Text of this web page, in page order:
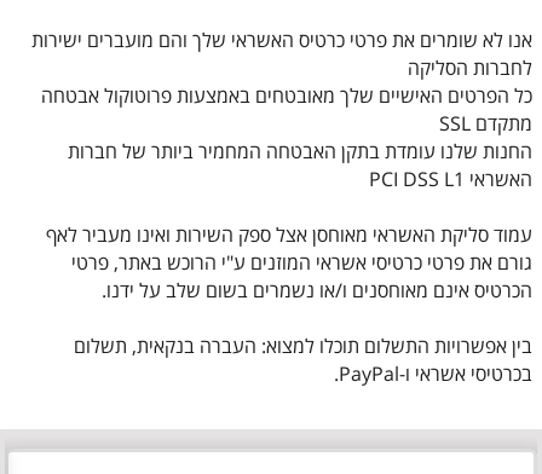
אנו לא שומרים את פרטי כרטיס האשראי שלך והם מועברים ישירות
לחברות הסליקה
כל הפרטים האישיים שלך מאובטחים באמצעות פרוטוקול אבטחה
מתקדם SSL
החנות שלנו עומדת בתקן האבטחה המחמיר ביותר של חברות
האשראי PCI DSS L1
עמוד סליקת האשראי מאוחסן אצל ספק השירות ואינו מעביר לאף
גורם את פרטי כרטיסי אשראי המוזנים ע"י הרוכש באתר, פרטי
הכרטיס אינם מאוחסנים ו/או נשמרים בשום שלב על ידנו.
בין אפשרויות התשלום תוכלו למצוא: העברה בנקאית, תשלום
בכרטיסי אשראי ו-PayPal.